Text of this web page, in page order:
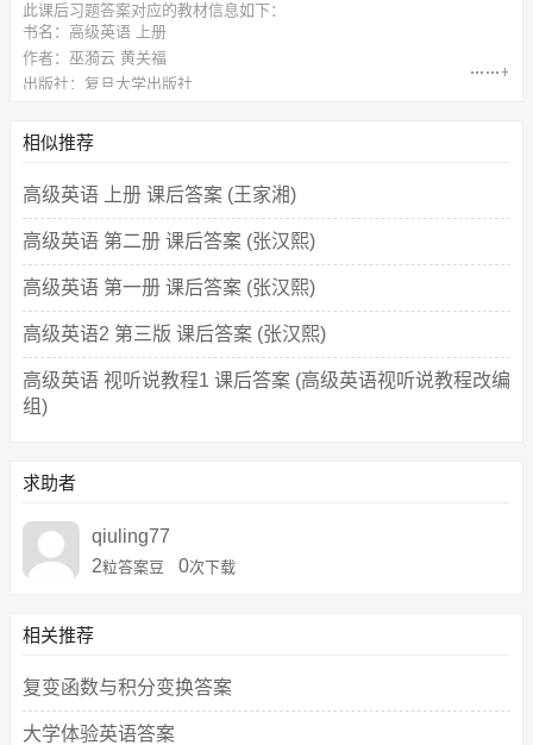
此课后习题答案对应的教材信息如下：
书名：高级英语 上册
作者：巫漪云 黄关福
出版社：复旦大学出版社
相似推荐
高级英语 上册 课后答案 (王家湘)
高级英语 第二册 课后答案 (张汉熙)
高级英语 第一册 课后答案 (张汉熙)
高级英语2 第三版 课后答案 (张汉熙)
高级英语 视听说教程1 课后答案 (高级英语视听说教程改编
组)
求助者
qiuling77
2粒答案豆 0次下载
相关推荐
复变函数与积分变换答案
大学体验英语答案